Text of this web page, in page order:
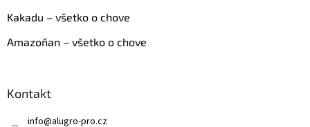
Kakadu – všetko o chove
Amazoňan – všetko o chove
Kontakt
info@alugro-pro.cz